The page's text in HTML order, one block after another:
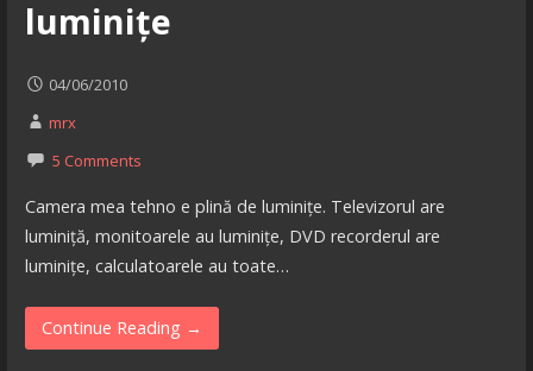
luminițe
04/06/2010
mrx
5 Comments
Camera mea tehno e plină de luminițe. Televizorul are
luminiță, monitoarele au luminițe, DVD recorderul are
luminițe, calculatoarele au toate…
Continue Reading →